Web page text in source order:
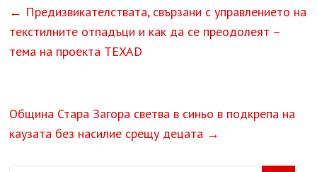
← Предизвикателствата, свързани с управлението на
текстилните отпадъци и как да се преодолеят –
тема на проекта TEXAD
Община Стара Загора светва в синьо в подкрепа на
каузата без насилие срещу децата →